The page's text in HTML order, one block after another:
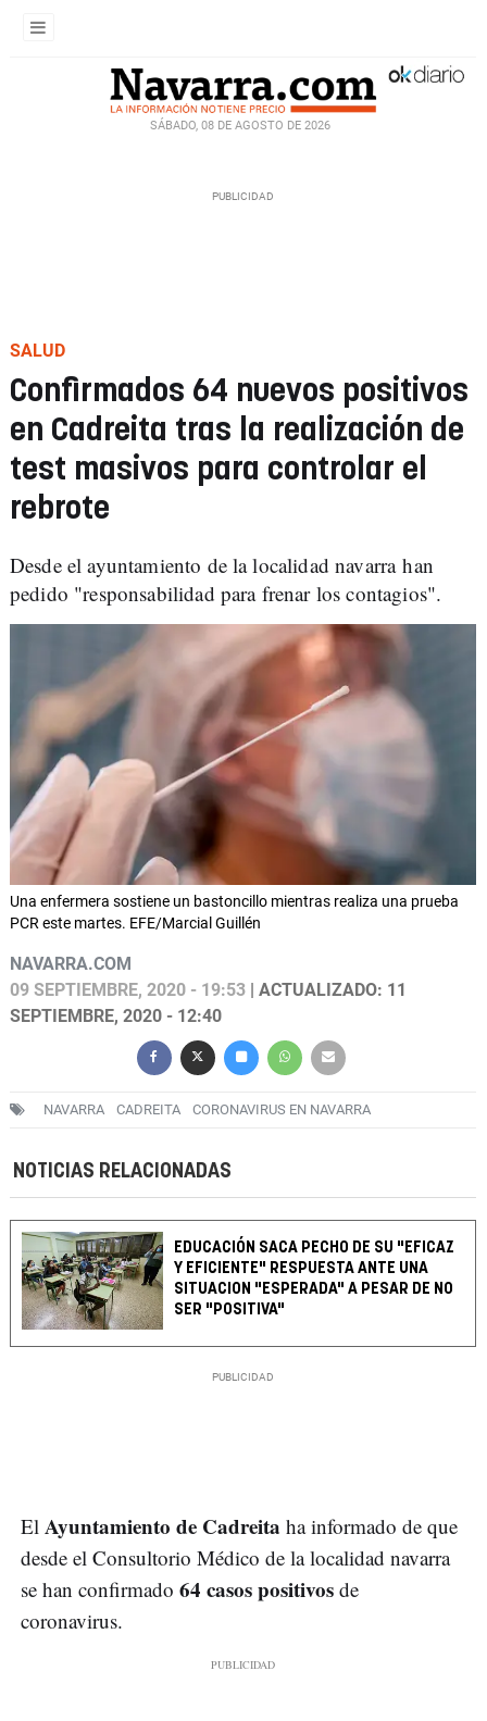
SÁBADO, 08 DE AGOSTO DE 2026
SALUD
Confirmados 64 nuevos positivos
en Cadreita tras la realización de
test masivos para controlar el
rebrote
Desde el ayuntamiento de la localidad navarra han
pedido "responsabilidad para frenar los contagios".
Una enfermera sostiene un bastoncillo mientras realiza una prueba
PCR este martes. EFE/Marcial Guillén
NAVARRA.COM
09 SEPTIEMBRE, 2020 - 19:53 | ACTUALIZADO: 11
SEPTIEMBRE, 2020 - 12:40
NAVARRA CADREITA CORONAVIRUS EN NAVARRA
NOTICIAS RELACIONADAS
EDUCACIÓN SACA PECHO DE SU "EFICAZ
Y EFICIENTE" RESPUESTA ANTE UNA
SITUACION "ESPERADA" A PESAR DE NO
SER "POSITIVA"
El Ayuntamiento de Cadreita ha informado de que
desde el Consultorio Médico de la localidad navarra
se han confirmado 64 casos positivos de
coronavirus.